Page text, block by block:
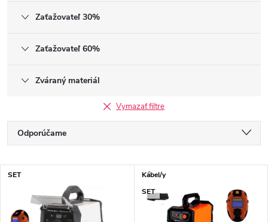
Zaťažovateľ 30%
Zaťažovateľ 60%
Zváraný materiál
Vymazať filtre
Radenie produktov
Odporúčame
Najdrahšie
Najpredávanejšie
Výpis produktov
SET
Kábel/y
SET